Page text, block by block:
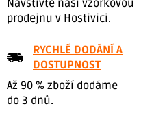
Navštivte naši vzorkovou
prodejnu v Hostivici.
RYCHLÉ DODÁNÍ A
DOSTUPNOST
Až 90 % zboží dodáme
do 3 dnů.